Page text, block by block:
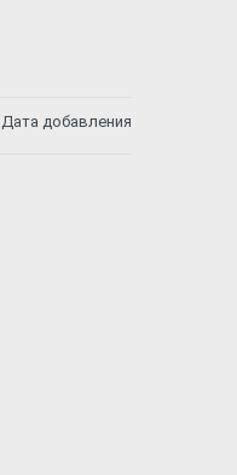
Дата добавления